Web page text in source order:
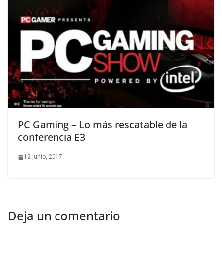
PC Gaming – Lo más rescatable de la
conferencia E3
12 junio, 2017
Deja un comentario